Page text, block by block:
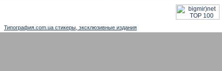
Типография.com.ua стикеры, эксклюзивные издания